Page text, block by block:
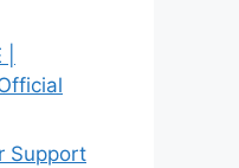
Support